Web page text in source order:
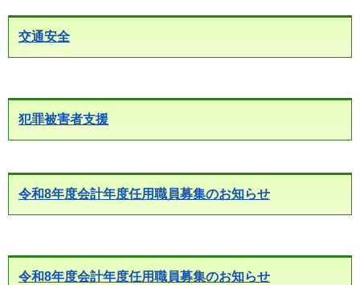
交通安全
犯罪被害者支援
令和8年度会計年度任用職員募集のお知らせ
令和8年度会計年度任用職員募集のお知らせ